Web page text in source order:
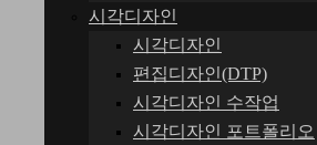
시각디자인
시각디자인
편집디자인(DTP)
시각디자인 수작업
시각디자인 포트폴리오